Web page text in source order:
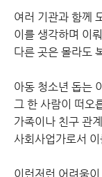
여러 기관과 함께
이를 생각하며 이
다른 곳은 몰라도
아동 청소년 돕는
그 한 사람이 떠오
가족이나 친구 관
사회사업가로서
이런저런 어려움